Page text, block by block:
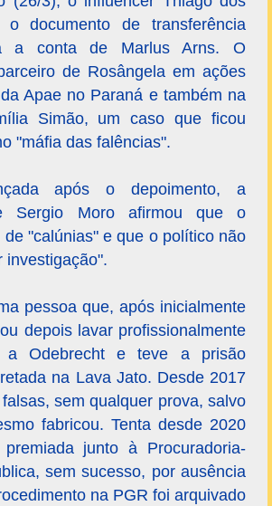
o documento de transferência
a conta de Marlus Arns. O
de Rosângela em ações
Apae no Paraná e também na
Simão, um caso que ficou
"máfia das falências".
após o depoimento, a
Sergio Moro afirmou que o
"calúnias" e que o político não
investigação".
pessoa que, após inicialmente
depois lavar profissionalmente
a Odebrecht e teve a prisão
na Lava Jato. Desde 2017
sem qualquer prova, salvo
fabricou. Tenta desde 2020
junto à Procuradoria-
sem sucesso, por ausência
na PGR foi arquivado